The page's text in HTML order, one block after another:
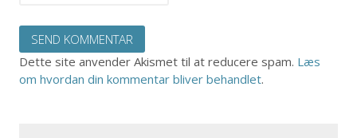
Dette site anvender Akismet til at reducere spam. Læs
om hvordan din kommentar bliver behandlet.